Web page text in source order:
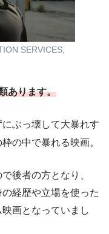
SERVICES,
あります。
ぶっ壊して大暴れす
の中で暴れる映画。
後者の方となり、
経歴や立場を使った
画となっていまし